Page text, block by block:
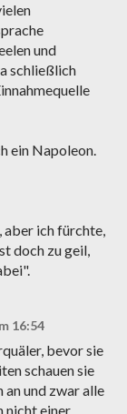
und
schließlich
ein Napoleon.
aber ich fürchte,
doch zu geil,
16:54
bevor sie
schauen sie
an und zwar alle
nicht einer